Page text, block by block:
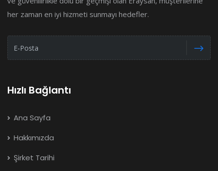
her zaman en iyi hizmeti sunmayı hedefler.
Hızlı Bağlantı
Ana Sayfa
Hakkımızda
Şirket Tarihi